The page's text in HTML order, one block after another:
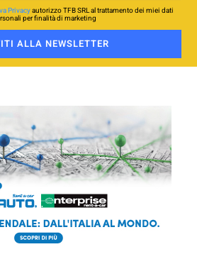
Privacyautorizzo TFB SRL al trattamento dei miei dati
per finalità di marketing
ALLA NEWSLETTER